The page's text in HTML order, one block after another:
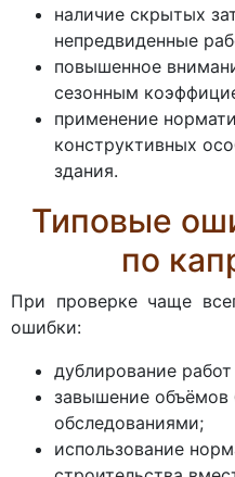
наличие скрытых
непредвиденные
повышенное
сезонным
применение
конструктивных
здания.
Типовые
по
При проверке чаще
ошибки:
дублирование
завышение объёмов
обследованиями;
использование